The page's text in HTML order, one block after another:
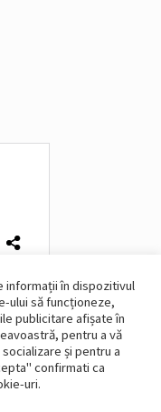
informații în dispozitivul
ului să funcționeze,
publicitare afișate în
pentru a vă
și pentru a
confirmati ca
uri.